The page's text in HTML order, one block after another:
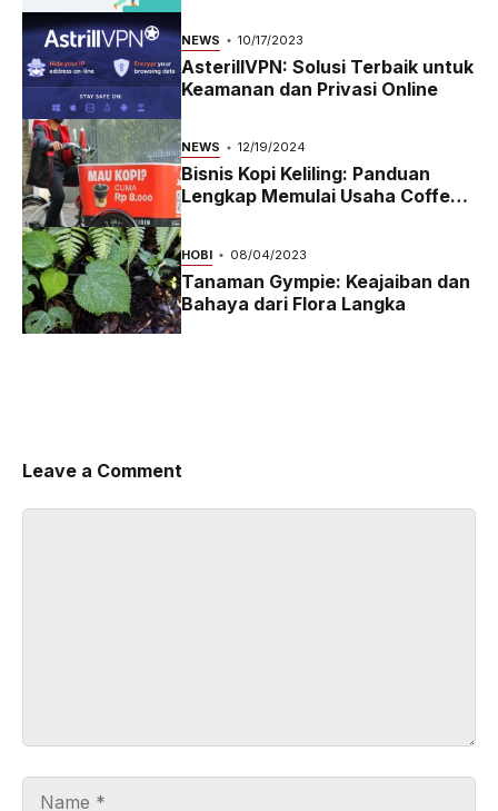
NEWS 10/17/2023
AsterillVPN: Solusi Terbaik untuk
Keamanan dan Privasi Online
NEWS 12/19/2024
Bisnis Kopi Keliling: Panduan
Lengkap Memulai Usaha Coffee
Bike yang Menguntungkan di
2024
HOBI 08/04/2023
Tanaman Gympie: Keajaiban dan
Bahaya dari Flora Langka
Leave a Comment